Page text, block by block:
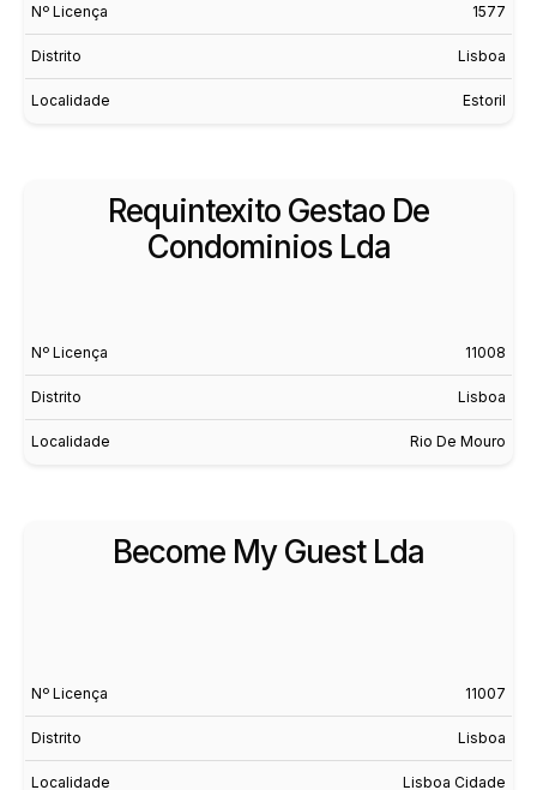
Nº Licença 1577
Distrito Lisboa
Localidade Estoril
Requintexito Gestao De
Condominios Lda
Nº Licença 11008
Distrito Lisboa
Localidade Rio De Mouro
Become My Guest Lda
Nº Licença 11007
Distrito Lisboa
Localidade Lisboa Cidade